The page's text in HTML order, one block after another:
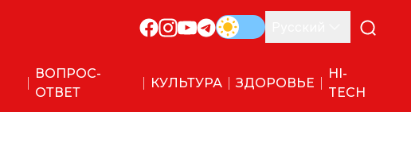
ВОПРОС-
ОТВЕТ
КУЛЬТУРА ЗДОРОВЬЕ
HI-
TECH